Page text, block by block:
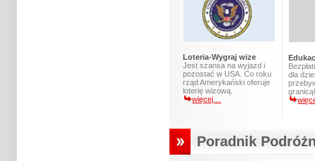
Loteria-Wygraj wize
Jest szansa na wyjazd i
pozostać w USA. Co roku
rząd Amerykański oferuje
loterię wizową.
więcej…
dla
Poradnik